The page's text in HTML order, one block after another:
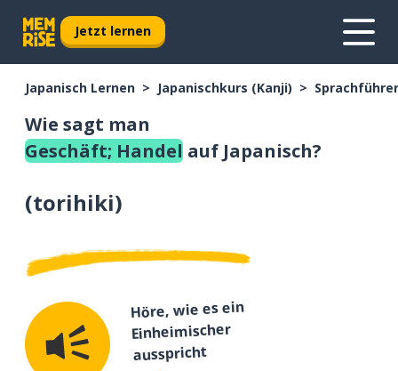
Jetzt lernen
Japanisch Lernen Japanischkurs (Kanji)
Wie sagt man
Geschäft; Handel auf Japanisch?
(torihiki)
Höre, wie es ein
Einheimischer
ausspricht